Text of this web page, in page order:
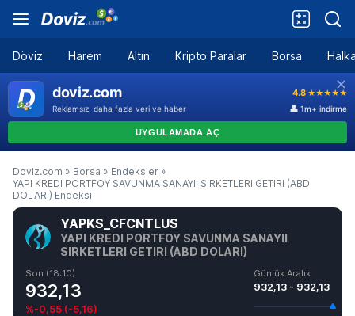
Döviz Harem Altın Kripto Paralar Borsa
Doviz.com » Borsa » Endeksler »
YAPI KREDI PORTFOY SAVUNMA SANAYII SIRKETLERI GETIRI (ABD
DOLARI) Endeksi
YAPKS_CFCNTLUS
YAPI KREDI PORTFOY SAVUNMA SANAYII
SIRKETLERI GETIRI (ABD DOLARI)
Son (18:10)
932,13
%-0,55 (-5,16)
Günlük Aralık
932,13 - 932,13